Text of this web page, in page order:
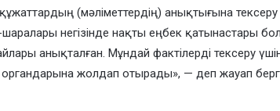
(мәліметтердің) анықтығына тексеру
негізінде нақты еңбек қатынастары
анықталған. Мұндай фактілерді тексеру
жолдап отырады», — деп жауап